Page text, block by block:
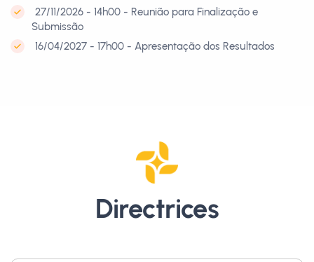
27/11/2026 - 14h00 - Reunião para Finalização e
Submissão
16/04/2027 - 17h00 - Apresentação dos Resultados
Directrices